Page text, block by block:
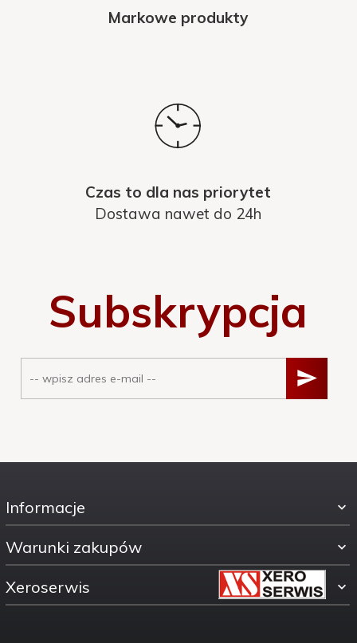
Markowe produkty
Czas to dla nas priorytet
Dostawa nawet do 24h
Subskrypcja
Informacje
Warunki zakupów
Xeroserwis